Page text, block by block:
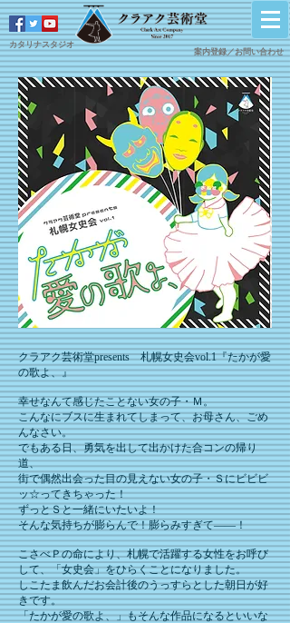
案内登録／​お問い合わせ
カタリナスタジオ
クラアク芸術堂presents 札幌女史会vol.1『たかが愛
の歌よ、』
幸せなんて感じたことない女の子・Ｍ。
こんなにブスに生まれてしまって、お母さん、ごめ
んなさい。
でもある日、勇気を出して出かけた合コンの帰り
道、
街で偶然出会った目の見えない女の子・Ｓにビビビ
ッ☆ってきちゃった！
ずっとＳと一緒にいたいよ！
そんな気持ちが膨らんで！膨らみすぎて――！
こさべＰの命により、札幌で活躍する女性をお呼び
して、「女史会」をひらくことになりました。
しこたま飲んだお会計後のうっすらとした朝日が好
きです。
「たかが愛の歌よ、」もそんな作品になるといいな